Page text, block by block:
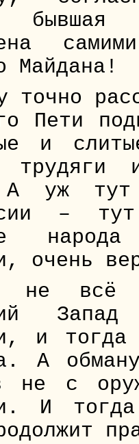
бывшая
Майдана!
точно
Пети
и
трудяги
уж тут
–
очень
не всё
и тогда
А
не с
И